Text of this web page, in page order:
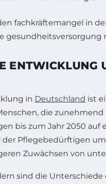
ENTWICKLUNG
in Deutschland ist
die
bis zum Jahr 2050
Pflegebedürftigen
Zuwächsen von
sind die Unterschiede